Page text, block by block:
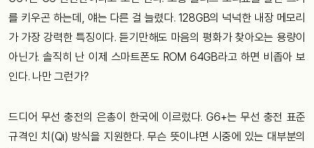
를 키우곤 하는데, 얘는 다른 걸 늘렸다. 128GB의 넉넉한 내장 메모리
가 가장 강력한 특징이다. 듣기만해도 마음의 평화가 찾아오는 용량이
아닌가. 솔직히 난 이제 스마트폰도 ROM 64GB라고 하면 비좁아 보
인다. 나만 그런가?
드디어 무선 충전의 은총이 한국에 이르렀다. G6+는 무선 충전 표준
규격인 치(Qi) 방식을 지원한다. 무슨 뜻이냐면 시중에 있는 대부분의